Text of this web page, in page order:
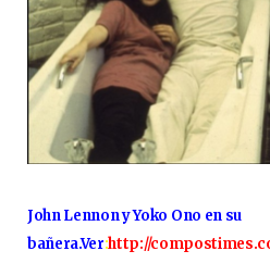
John Lennon y Yoko Ono en su
bañera.Ver:http://